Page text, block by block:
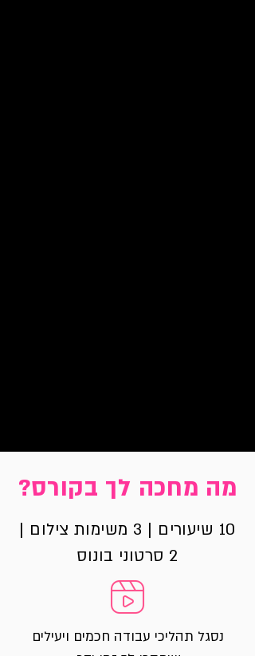
מה מחכה לך בקורס?
10 שיעורים | 3 משימות צילום |
2 סרטוני בונוס
נסגל תהליכי עבודה חכמים ויעילים